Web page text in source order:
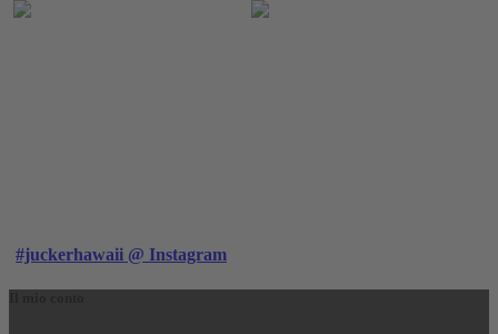
#juckerhawaii @ Instagram